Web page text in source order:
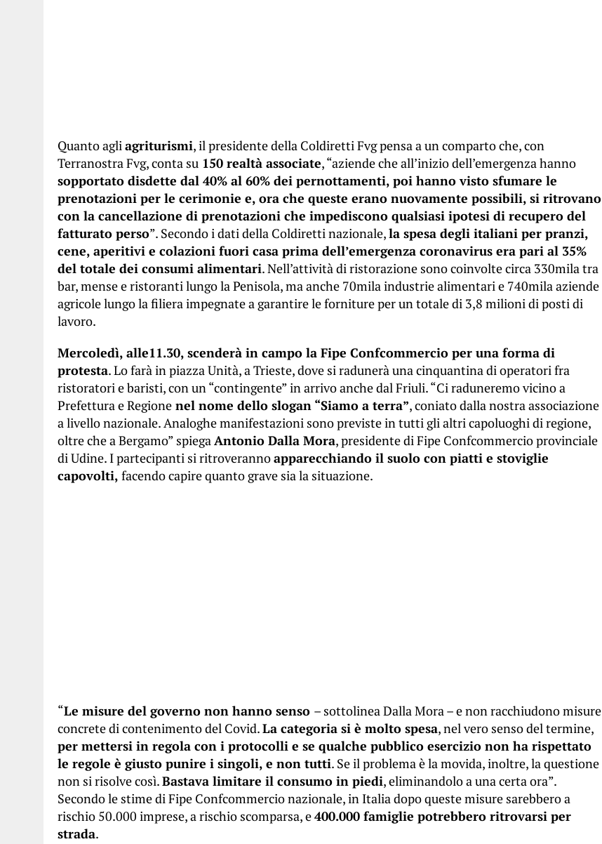
Quanto agliagriturismi, il presidente della Coldiretti Fvg pensa a un comparto che, con
Terranostra Fvg, conta su 150 realtà associate, “aziende che all’inizio dell’emergenza hanno
sopportato disdette dal 40% al 60% dei pernottamenti, poi hanno visto sfumare le
prenotazioni per le cerimonie e, ora che queste erano nuovamente possibili, si ritrovano
con la cancellazione di prenotazioni che impediscono qualsiasi ipotesi di recupero del
fatturato perso”. Secondo i dati della Coldiretti nazionale,la spesa degli italiani per pranzi,
cene, aperitivi e colazioni fuori casa prima dell’emergenza coronavirus era pari al 35%
del totale dei consumi alimentari. Nell’attività di ristorazione sono coinvolte circa 330mila tra
bar, mense e ristoranti lungo la Penisola, ma anche 70mila industrie alimentari e 740mila aziende
agricole lungo la filiera impegnate a garantire le forniture per un totale di 3,8 milioni di posti di
lavoro.
Mercoledì, alle11.30, scenderà in campo la Fipe Confcommercio per una forma di
protesta. Lo farà in piazza Unità, a Trieste, dove si radunerà una cinquantina di operatori fra
ristoratori e baristi, con un “contingente” in arrivo anche dal Friuli. “Ci raduneremo vicino a
Prefettura e Regione nel nome dello slogan “Siamo a terra”, coniato dalla nostra associazione
a livello nazionale. Analoghe manifestazioni sono previste in tutti gli altri capoluoghi di regione,
oltre che a Bergamo” spiegaAntonio Dalla Mora, presidente di Fipe Confcommercio provinciale
di Udine. I partecipanti si ritroverannoapparecchiando il suolo con piatti e stoviglie
capovolti, facendo capire quanto grave sia la situazione.
“Le misure del governo non hanno senso – sottolinea Dalla Mora – e non racchiudono misure
concrete di contenimento del Covid.La categoria si è molto spesa, nel vero senso del termine,
per mettersi in regola con i protocolli e se qualche pubblico esercizio non ha rispettato
le regole è giusto punire i singoli, e non tutti. Se il problema è la movida, inoltre, la questione
non si risolve così.Bastava limitare il consumo in piedi, eliminandolo a una certa ora”.
Secondo le stime di Fipe Confcommercio nazionale, in Italia dopo queste misure sarebbero a
rischio 50.000 imprese, a rischio scomparsa, e400.000 famiglie potrebbero ritrovarsi per
strada.